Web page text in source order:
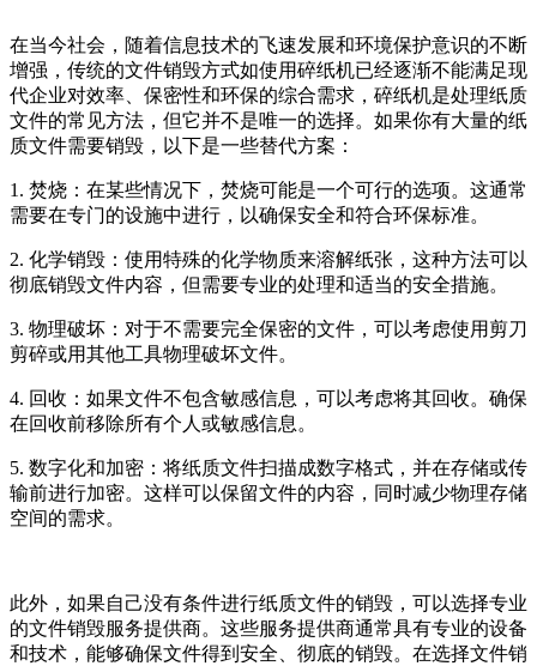
在当今社会，随着信息技术的飞速发展和环境保护意识的不断
增强，传统的文件销毁方式如使用碎纸机已经逐渐不能满足现
代企业对效率、保密性和环保的综合需求，碎纸机是处理纸质
文件的常见方法，但它并不是唯一的选择。如果你有大量的纸
质文件需要销毁，以下是一些替代方案：
1. 焚烧：在某些情况下，焚烧可能是一个可行的选项。这通常
需要在专门的设施中进行，以确保安全和符合环保标准。
2. 化学销毁：使用特殊的化学物质来溶解纸张，这种方法可以
彻底销毁文件内容，但需要专业的处理和适当的安全措施。
3. 物理破坏：对于不需要完全保密的文件，可以考虑使用剪刀
剪碎或用其他工具物理破坏文件。
4. 回收：如果文件不包含敏感信息，可以考虑将其回收。确保
在回收前移除所有个人或敏感信息。
5. 数字化和加密：将纸质文件扫描成数字格式，并在存储或传
输前进行加密。这样可以保留文件的内容，同时减少物理存储
空间的需求。
此外，如果自己没有条件进行纸质文件的销毁，可以选择专业
的文件销毁服务提供商。这些服务提供商通常具有专业的设备
和技术，能够确保文件得到安全、彻底的销毁。在选择文件销